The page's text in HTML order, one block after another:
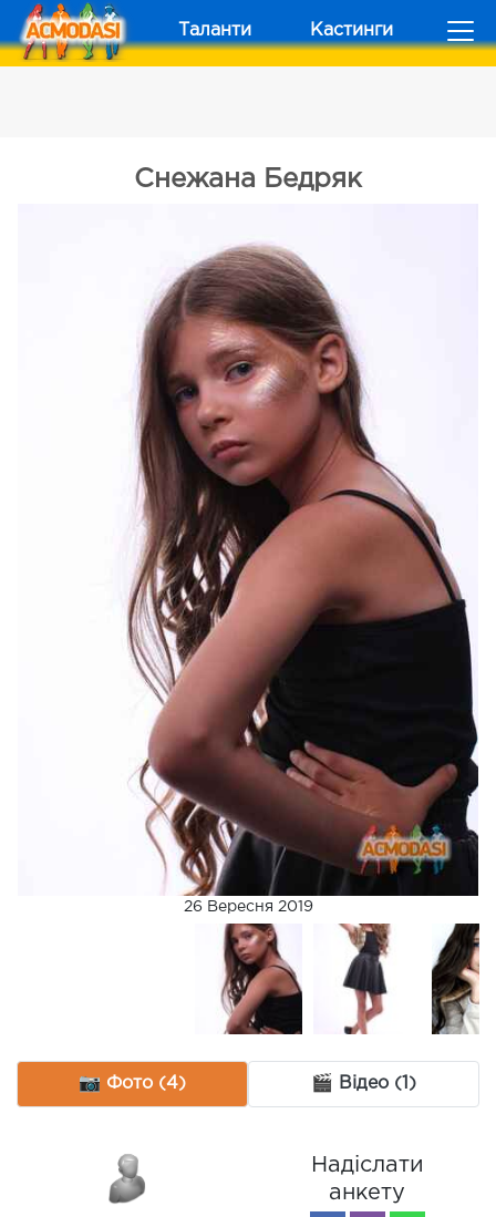
Таланти Кастинги
Снежана Бедряк
26 Вересня 2019
📷 Фото (4) 🎬 Відео (1)
Надіслати
анкету